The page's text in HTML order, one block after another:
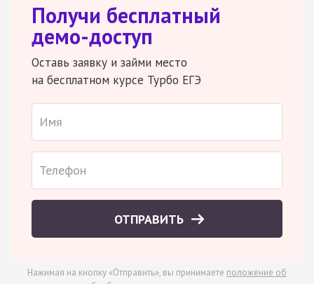
Получи бесплатный
демо-доступ
Оставь заявку и займи место
на бесплатном курсе Турбо ЕГЭ
ОТПРАВИТЬ
Нажимая на кнопку «Отправить», вы принимаете положение об